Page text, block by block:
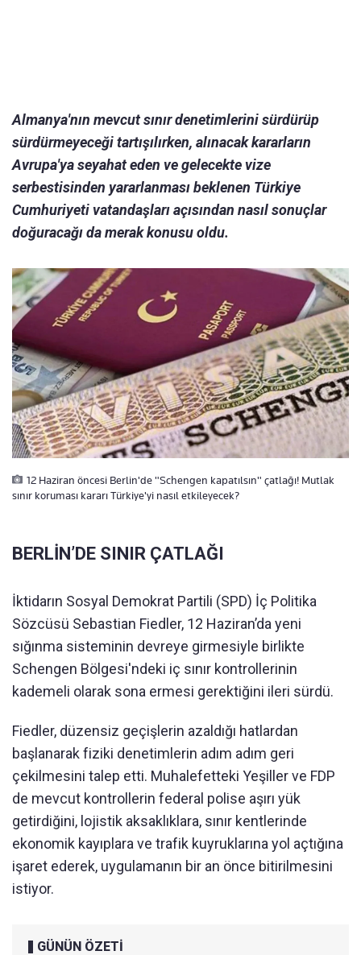
Almanya'nın mevcut sınır denetimlerini sürdürüp
sürdürmeyeceği tartışılırken, alınacak kararların
Avrupa'ya seyahat eden ve gelecekte vize
serbestisinden yararlanması beklenen Türkiye
Cumhuriyeti vatandaşları açısından nasıl sonuçlar
doğuracağı da merak konusu oldu.
12 Haziran öncesi Berlin'de "Schengen kapatılsın" çatlağı! Mutlak
sınır koruması kararı Türkiye'yi nasıl etkileyecek?
BERLİN’DE SINIR ÇATLAĞI
İktidarın Sosyal Demokrat Partili (SPD) İç Politika
Sözcüsü Sebastian Fiedler, 12 Haziran’da yeni
sığınma sisteminin devreye girmesiyle birlikte
Schengen Bölgesi'ndeki iç sınır kontrollerinin
kademeli olarak sona ermesi gerektiğini ileri sürdü.
Fiedler, düzensiz geçişlerin azaldığı hatlardan
başlanarak fiziki denetimlerin adım adım geri
çekilmesini talep etti. Muhalefetteki Yeşiller ve FDP
de mevcut kontrollerin federal polise aşırı yük
getirdiğini, lojistik aksaklıklara, sınır kentlerinde
ekonomik kayıplara ve trafik kuyruklarına yol açtığına
işaret ederek, uygulamanın bir an önce bitirilmesini
istiyor.
GÜNÜN ÖZETİ